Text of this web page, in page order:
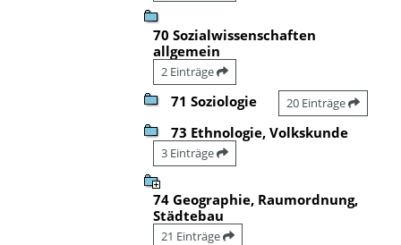
70 Sozialwissenschaften
allgemein
2 Einträge
71 Soziologie 20 Einträge
73 Ethnologie, Volkskunde
3 Einträge
74 Geographie, Raumordnung,
Städtebau
21 Einträge